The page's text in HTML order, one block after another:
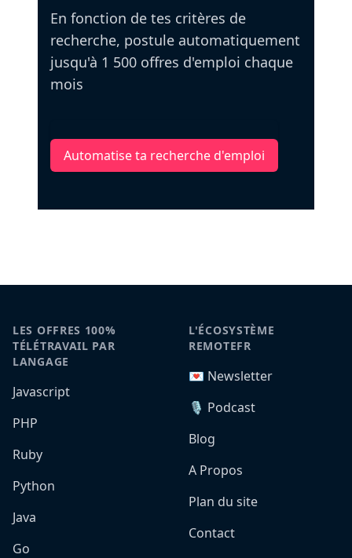
En fonction de tes critères de
recherche, postule automatiquement
jusqu'à 1 500 offres d'emploi chaque
mois
Automatise ta recherche d'emploi
LES OFFRES 100%
TÉLÉTRAVAIL PAR
LANGAGE
Javascript
PHP
Ruby
Python
Java
Go
L'ÉCOSYSTÈME
REMOTEFR
💌 Newsletter
🎙️ Podcast
Blog
A Propos
Plan du site
Contact